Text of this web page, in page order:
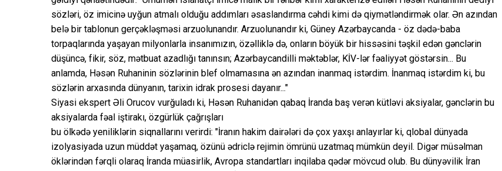
sözləri, öz imicinə uyğun atmalı olduğu addımları əsaslandırma cəhdi kimi də qiymətləndirmək olar. Ən azından
belə bir tablonun gerçəkləşməsi arzuolunandır. Arzuolunandır ki, Güney Azərbaycanda - öz dədə-baba
torpaqlarında yaşayan milyonlarla insanımızın, özəlliklə də, onların böyük bir hissəsini təşkil edən gənclərin
düşüncə, fikir, söz, mətbuat azadlığı tanınsın; Azərbaycandilli məktəblər, KİV-lər fəaliyyət göstərsin... Bu
anlamda, Həsən Ruhaninin sözlərinin blef olmamasına ən azından inanmaq istərdim. İnanmaq istərdim ki, bu
sözlərin arxasında dünyanın, tarixin idrak prosesi dayanır..."
Siyasi ekspert Əli Orucov vurğuladı ki, Həsən Ruhanidən qabaq İranda baş verən kütləvi aksiyalar, gənclərin bu
aksiyalarda fəal iştirakı, özgürlük çağrışları
bu ölkədə yeniliklərin siqnallarını verirdi: "İranın hakim dairələri də çox yaxşı anlayırlar ki, qlobal dünyada
izolyasiyada uzun müddət yaşamaq, özünü ədriclə rejimin ömrünü uzatmaq mümkün deyil. Digər müsəlman
öklərindən fərqli olaraq İranda müasirlik, Avropa standartları inqilaba qədər mövcud olub. Bu dünyəvilik İran